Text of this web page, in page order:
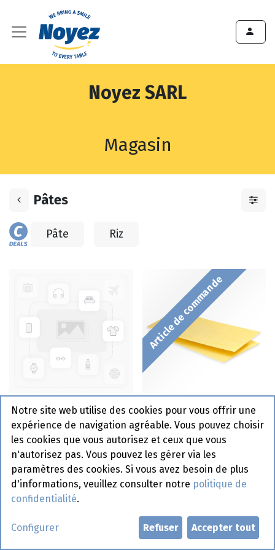
Noyez SARL
Magasin
Pâtes
Pâte Riz
Couscous Perle Naturel
Sens Maroc 900 gr
Article de commande
Lasagne Feuille Gn 1/1
Smiling Cook 5 x 2 kg
Article de commande
Notre site web utilise des cookies pour vous offrir une
expérience de navigation agréable. Vous pouvez choisir
les cookies que vous autorisez et ceux que vous
n'autorisez pas. Vous pouvez les gérer via les
paramètres des cookies. Si vous avez besoin de plus
d'informations, veuillez consulter notre politique de
confidentialité.
Configurer Refuser Accepter tout